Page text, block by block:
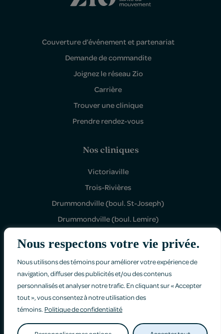
Nous respectons votre vie privée.
Nous utilisons des témoins pour améliorer votre expérience de
navigation, diffuser des publicités et/ou des contenus
personnalisés et analyser notre trafic. En cliquant sur « Accepter
tout », vous consentez à notre utilisation des
témoins. Politique de confidentialité
Couverture d’événement et partenariat
Demande de commandite
Joignez le réseau Zio
Carrière
Trouver une clinique
Prendre rendez-vous
Nos cliniques
Victoriaville
Trois-Rivières
Drummondville (boul. St-Joseph)
Drummondville (boul. Lemire)
Politique de confidentialité
Faites-nous part de vos commentaires